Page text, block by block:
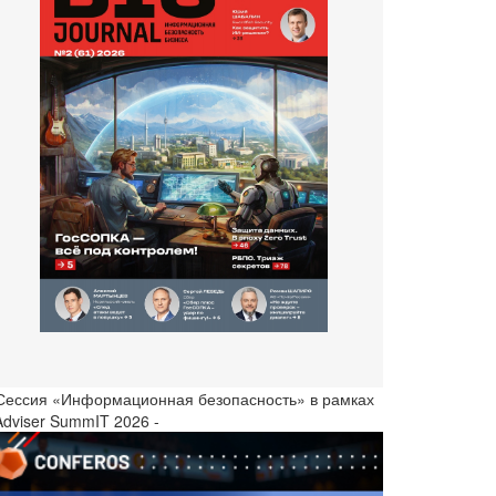
«Информационная безопасность» в рамках
SummIT 2026 -